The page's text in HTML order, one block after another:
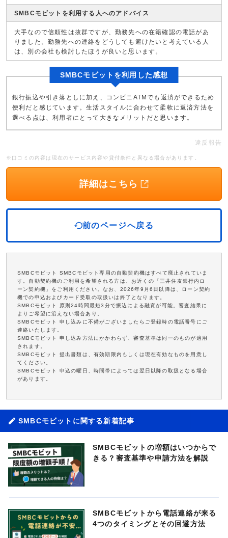
SMBCモビットを利用する人へのアドバイス
大手なので信頼性は抜群ですが、勤務先への在籍確認の電話があ
りました。勤務先への連絡をどうしても避けたいと考えている人
は、別の会社も検討したほうが良いと思います。
SMBCモビットを利用した感想
銀行振込や引き落としに加え、コンビニATMでも返済ができるため
便利だと感じています。生活スタイルに合わせて柔軟に返済方法を
選べる点は、利用者にとって大きなメリットだと思います。
違反報告
※口コミの内容は現在のサービス内容や貸付条件と異なる場合があります。
詳細はこちら
前のページへ戻る
SMBCモビット SMBCモビット専用の自動契約機はすべて廃止されていま
す。自動契約機のご利用を希望される方は、お近くの「三井住友銀行内ロ
ーン契約機」をご利用ください。なお、2026年9月6日以降は、ローン契約
機での申込およびカード受取の取扱いは終了となります。
SMBCモビット 原則24時間最短3分で振込による融資が可能。審査結果に
よりご希望に沿えない場合あり。
SMBCモビット 申し込みに不備がございましたらご登録時の電話番号にご
連絡いたします。
SMBCモビット 申し込み方法にかかわらず、審査基準は同一のものが適用
されます。
SMBCモビット 提出書類は、有効期限内もしくは現在有効なものを用意し
てください。
SMBCモビット 申込の曜日、時間帯によっては翌日以降の取扱となる場合
があります。
SMBCモビットに関する新着記事
SMBCモビットの増額はいつからで
きる？審査基準や申請方法を解説
SMBCモビットから電話連絡が来る
4つのタイミングとその回避方法